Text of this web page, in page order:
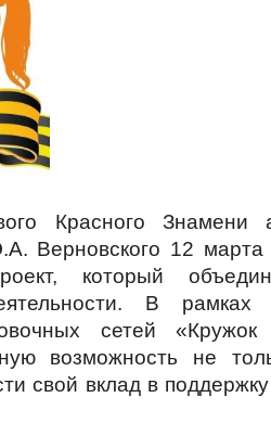
Красного Знамени
Верновского 12 марта
который
В рамках
сетей
возможность не
свой вклад в